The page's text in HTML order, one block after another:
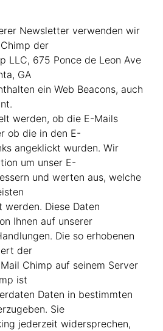
Newsletter verwenden wir
der
LLC, 675 Ponce de Leon Ave
GA
ein Web Beacons, auch
werden, ob die E-Mails
ob die in den E-
angeklickt wurden. Wir
um unser E-
und werten aus, welche
Diese Daten
Ihnen auf unserer
Die so erhobenen
der
Chimp auf seinem Server
ist
Daten in bestimmten
Sie
jederzeit widersprechen,